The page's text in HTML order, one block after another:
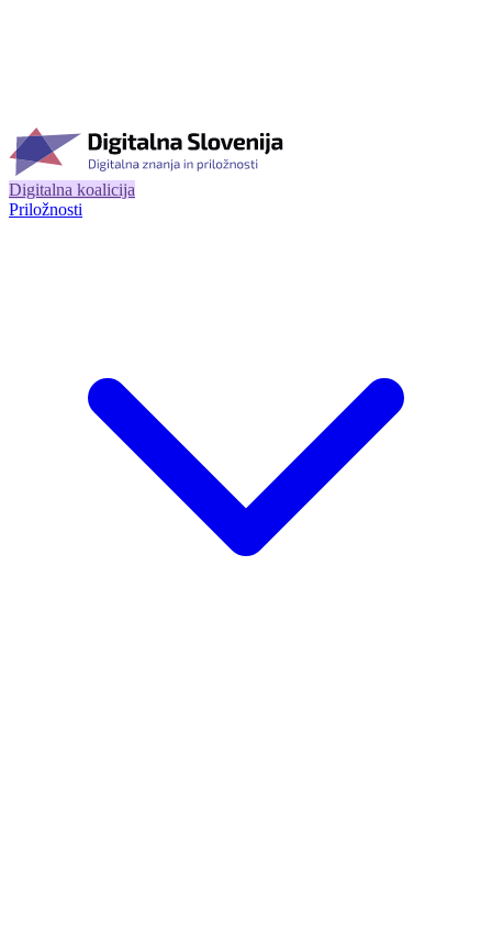
Digitalna koalicija
Priložnosti